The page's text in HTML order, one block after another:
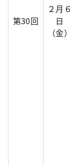
第30回
２月６
日
（金）